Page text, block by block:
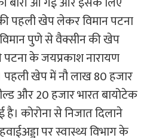
पहली खेप लेकर विमान पटना
पुणे से वैक्सीन की खेप
के जयप्रकाश नारायण
पहली खेप में नौ लाख 80 हजार
और 20 हजार भारत बायोटेक
कोरोना से निजात दिलाने
पर स्वास्थ्य विभाग के